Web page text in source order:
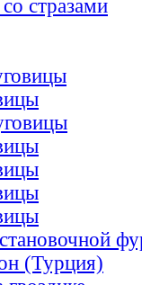
стразами
(Турция)